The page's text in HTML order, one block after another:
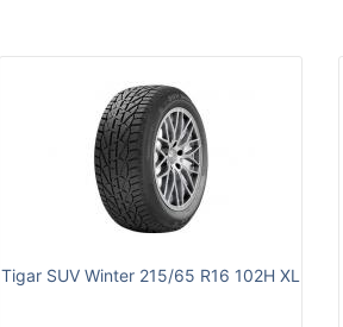
Tigar SUV Winter 215/65 R16 102H XL